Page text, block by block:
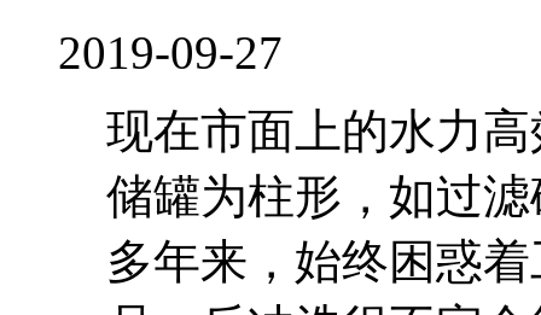
2019-09-27
现在市面上的水力
储罐为柱形，如过
多年来，始终困惑